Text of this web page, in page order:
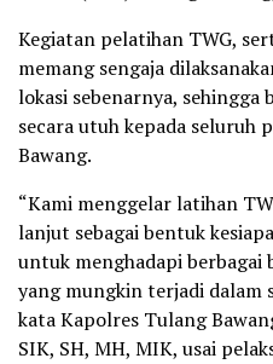
Kegiatan pelatihan TWG,
memang sengaja
lokasi sebenarnya, sehingga
secara utuh kepada seluruh
Bawang.
“Kami menggelar latihan
lanjut sebagai bentuk
untuk menghadapi
yang mungkin terjadi dalam
kata Kapolres Tulang
SIK, SH, MH, MIK, usai